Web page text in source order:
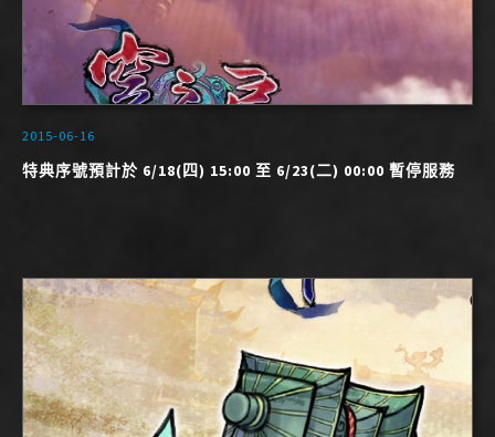
2015-06-16
特典序號預計於 6/18(四) 15:00 至 6/23(二) 00:00 暫停服務